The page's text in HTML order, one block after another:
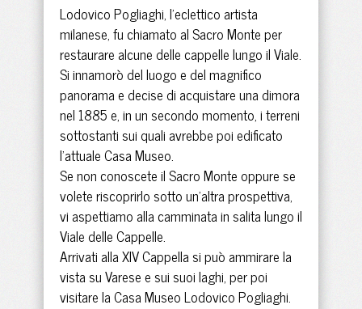
Lodovico Pogliaghi, l'eclettico artista
milanese, fu chiamato al Sacro Monte per
restaurare alcune delle cappelle lungo il Viale.
Si innamorò del luogo e del magnifico
panorama e decise di acquistare una dimora
nel 1885 e, in un secondo momento, i terreni
sottostanti sui quali avrebbe poi edificato
l'attuale Casa Museo.
Se non conoscete il Sacro Monte oppure se
volete riscoprirlo sotto un'altra prospettiva,
vi aspettiamo alla camminata in salita lungo il
Viale delle Cappelle.
Arrivati alla XIV Cappella si può ammirare la
vista su Varese e sui suoi laghi, per poi
visitare la Casa Museo Lodovico Pogliaghi.